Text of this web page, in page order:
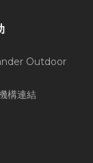
Outdoor
構連結